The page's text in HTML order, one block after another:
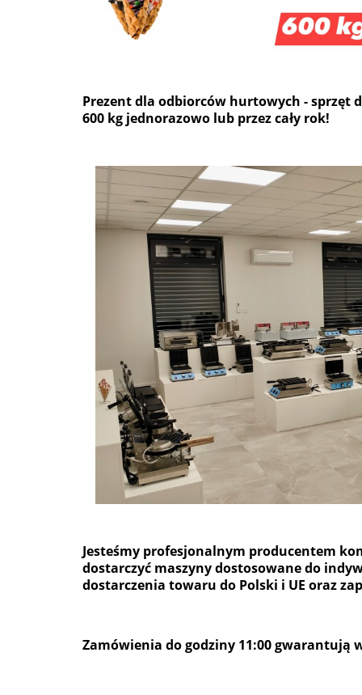
Prezent dla odbiorców hurtowych - sprzęt
600 kg jednorazowo lub przez cały rok!
Jesteśmy profesjonalnym producentem
dostarczyć maszyny dostosowane do
dostarczenia towaru do Polski i UE oraz
Zamówienia do godziny 11:00 gwarantują